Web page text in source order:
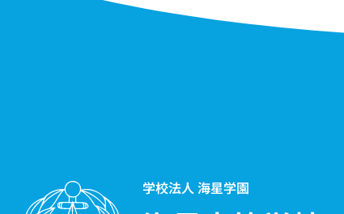
学校法人 海星学園